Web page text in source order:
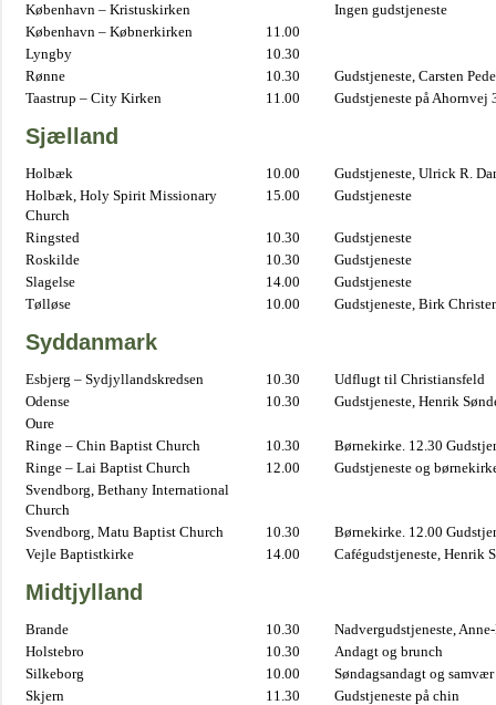
København – Kristuskirken
Ingen gudstjeneste
København – Købnerkirken
11.00
Lyngby
10.30
Rønne
10.30
Gudstjeneste, Carsten
Taastrup – City Kirken
11.00 Gudstjeneste på Ahornvej
Sjælland
Holbæk 10.00
Gudstjeneste, Ulrick R.
Holbæk, Holy Spirit Missionary
Church
15.00 Gudstjeneste
Ringsted 10.30
Gudstjeneste
Roskilde
10.30
Gudstjeneste
Slagelse
14.00
Gudstjeneste
Tølløse
10.00 Gudstjeneste, Birk
Syddanmark
Esbjerg – Sydjyllandskredsen 10.30
Udflugt til Christiansfeld
Odense
10.30
Gudstjeneste, Henrik
Oure
Ringe – Chin Baptist Church
10.30
Børnekirke. 12.30
Ringe – Lai Baptist Church
12.00
Gudstjeneste og
Svendborg, Bethany International
Church
Svendborg, Matu Baptist Church
10.30
Børnekirke. 12.00
Vejle Baptistkirke
14.00 Cafégudstjeneste, Henrik
Midtjylland
Brande 10.30
Nadvergudstjeneste,
Holstebro
10.30
Andagt og brunch
Silkeborg
10.00
Søndagsandagt og samvær
Skjern
11.30
Gudstjeneste på chin